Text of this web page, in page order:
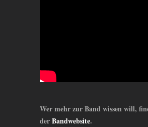
Wer mehr zur Band wissen will,
derBandwebsite.